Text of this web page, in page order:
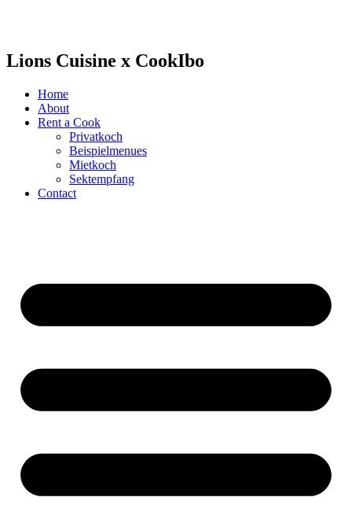
Lions Cuisine x CookIbo
Home
About
Rent a Cook
Privatkoch
Beispielmenues
Mietkoch
Sektempfang
Contact